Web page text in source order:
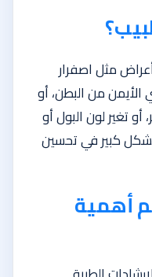
مثل اصفرار
الأيمن من البطن، أو
تغير لون البول أو
بشكل كبير في تحسين
أهمية